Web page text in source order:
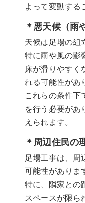
よって変動する
＊悪天候（雨
天候は足場の組
特に雨や風の影
床が滑りやすく
れる可能性があ
これらの条件下
を行う必要があ
えられます。
＊周辺住民の
足場工事は、周
可能性がありま
特に、隣家との
スペースが限ら